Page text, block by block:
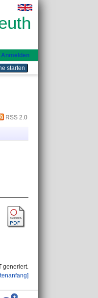
Anmelden
RSS 2.0
generiert.